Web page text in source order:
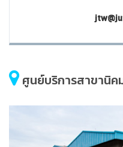
ศูนย์บริการสาขานิค